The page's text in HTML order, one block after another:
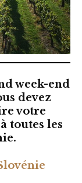
week-end
devez
votre
toutes les